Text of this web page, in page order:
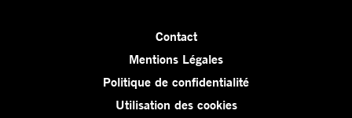
Contact
Mentions Légales
Politique de confidentialité
Utilisation des cookies